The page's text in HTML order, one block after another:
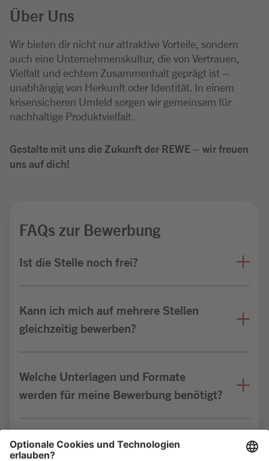
Über Uns
Wir bieten dir nicht nur attraktive Vorteile, sondern
auch eine Unternehmenskultur, die von Vertrauen,
Vielfalt und echtem Zusammenhalt geprägt ist –
unabhängig von Herkunft oder Identität. In einem
krisensicheren Umfeld sorgen wir gemeinsam für
nachhaltige Produktvielfalt.
Gestalte mit uns die Zukunft der REWE – wir freuen
uns auf dich!
FAQs zur Bewerbung
Ist die Stelle noch frei?
Kann ich mich auf mehrere Stellen
gleichzeitig bewerben?
Welche Unterlagen und Formate
werden für meine Bewerbung benötigt?
Bin ich für die Stelle geeignet?